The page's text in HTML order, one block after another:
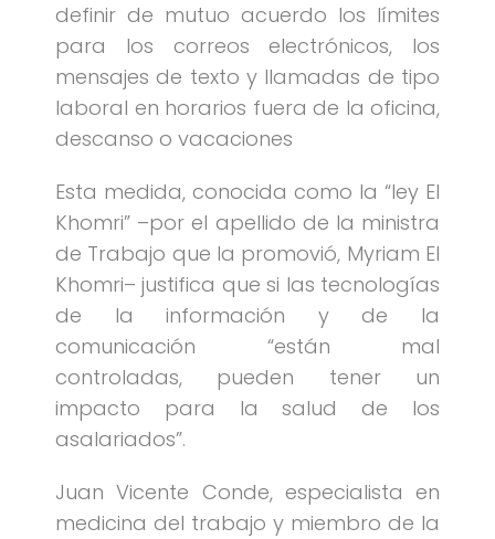
definir de mutuo acuerdo los límites
para los correos electrónicos, los
mensajes de texto y llamadas de tipo
laboral en horarios fuera de la oficina,
descanso o vacaciones
Esta medida, conocida como la “ley El
Khomri” –por el apellido de la ministra
de Trabajo que la promovió, Myriam El
Khomri– justifica que si las tecnologías
de la información y de la
comunicación “están mal
controladas, pueden tener un
impacto para la salud de los
asalariados”.
Juan Vicente Conde, especialista en
medicina del trabajo y miembro de la